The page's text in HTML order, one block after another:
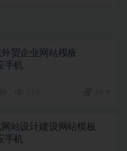
贸企业网站模板
手机
站设计建设网站模板
手机